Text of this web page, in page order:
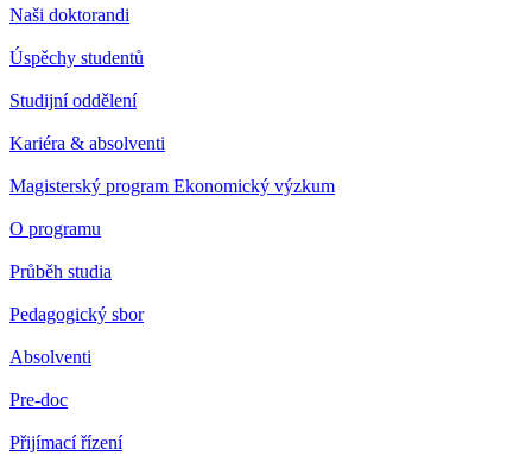
Naši doktorandi
Úspěchy studentů
Studijní oddělení
Kariéra & absolventi
Magisterský program Ekonomický výzkum
O programu
Průběh studia
Pedagogický sbor
Absolventi
Pre-doc
Přijímací řízení